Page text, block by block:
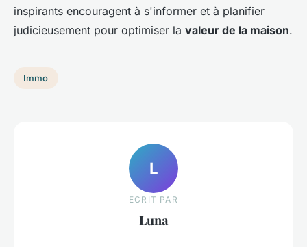
inspirants encouragent à s'informer et à planifier
judicieusement pour optimiser la valeur de la maison.
Immo
L
ECRIT PAR
Luna